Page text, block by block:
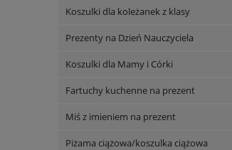
Koszulki dla koleżanek z klasy
Prezenty na Dzień Nauczyciela
Koszulki dla Mamy i Córki
Fartuchy kuchenne na prezent
Miś z imieniem na prezent
Piżama ciążowa/koszulka ciążowa